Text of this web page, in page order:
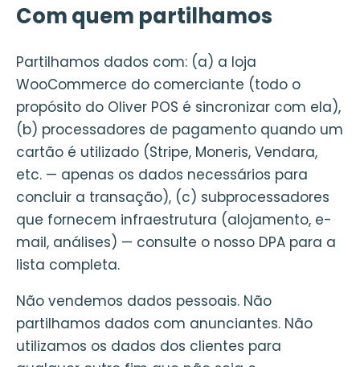
Com quem partilhamos
Partilhamos dados com: (a) a loja
WooCommerce do comerciante (todo o
propósito do Oliver POS é sincronizar com ela),
(b) processadores de pagamento quando um
cartão é utilizado (Stripe, Moneris, Vendara,
etc. — apenas os dados necessários para
concluir a transação), (c) subprocessadores
que fornecem infraestrutura (alojamento, e-
mail, análises) — consulte o nosso DPA para a
lista completa.
Não vendemos dados pessoais. Não
partilhamos dados com anunciantes. Não
utilizamos os dados dos clientes para